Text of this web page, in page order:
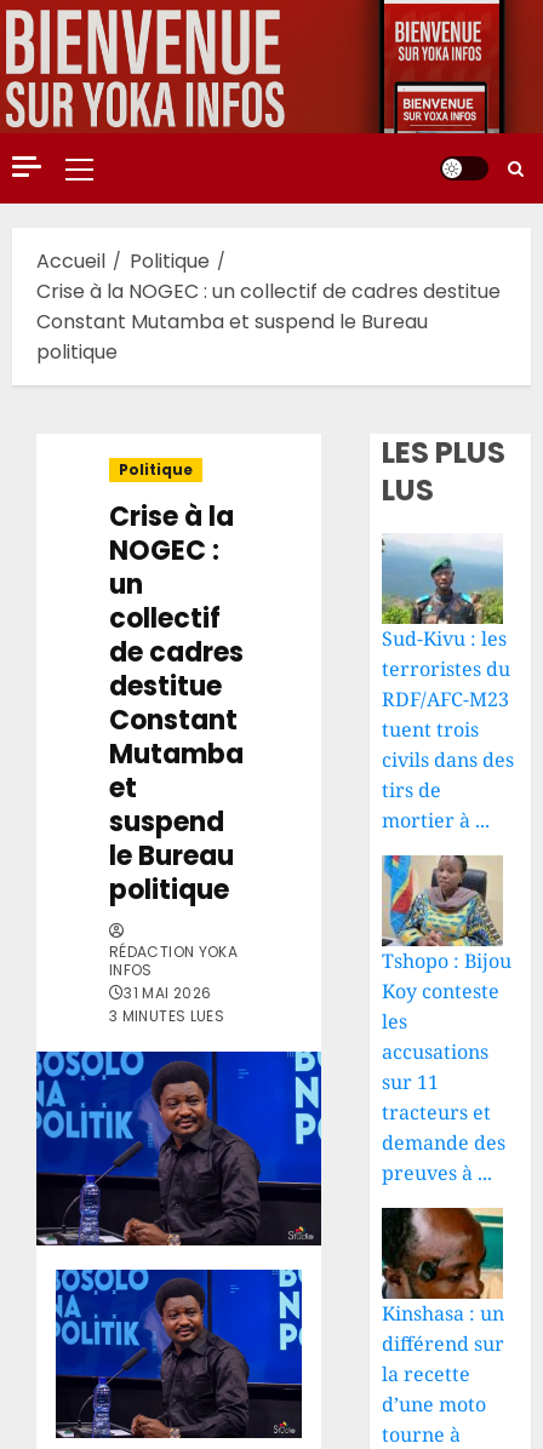
Aller
au
contenu
Menu
principal
Accueil
Politique
Crise à la NOGEC : un collectif de cadres destitue
Constant Mutamba et suspend le Bureau
politique
Politique
Crise à la
NOGEC :
un
collectif
de cadres
destitue
Constant
Mutamba
et
suspend
le Bureau
politique
RÉDACTION YOKA
INFOS
31 MAI 2026
3 MINUTES LUES
LES PLUS
LUS
Sud-Kivu : les
terroristes du
RDF/AFC-M23
tuent trois
civils dans des
tirs de
mortier à ...
Tshopo : Bijou
Koy conteste
les
accusations
sur 11
tracteurs et
demande des
preuves à ...
Kinshasa : un
différend sur
la recette
d’une moto
tourne à